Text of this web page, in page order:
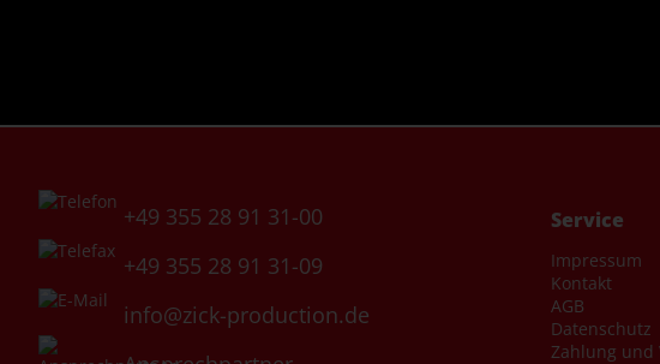
+49 355 28 91 31-00
+49 355 28 91 31-09
info@zick-production.de
Service
Impressum
Kontakt
AGB
Datenschutz
Zahlung und